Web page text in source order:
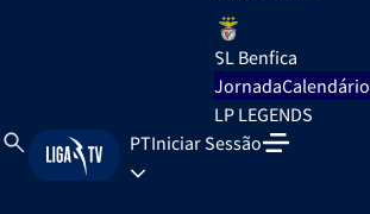
SL Benfica
JornadaCalendário
LP LEGENDS
PTIniciar Sessão